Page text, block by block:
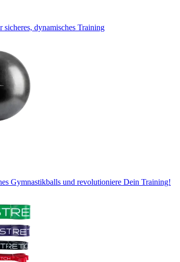
sicheres, dynamisches Training
Gymnastikballs und revolutioniere Dein Training!